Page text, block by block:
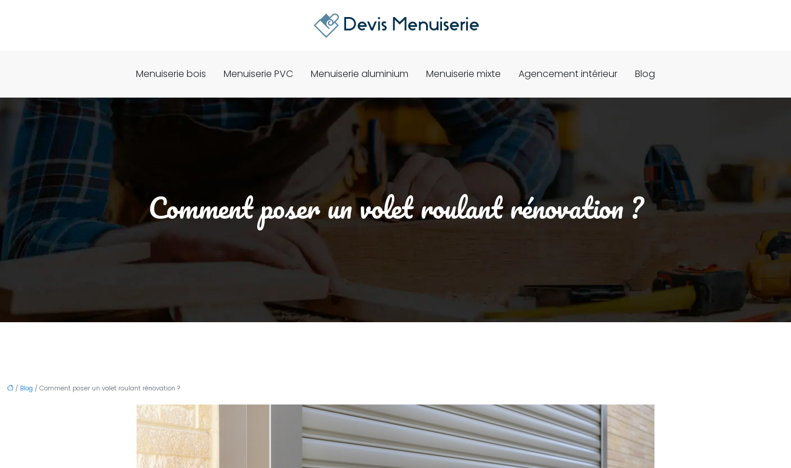
Menuiserie bois Menuiserie PVC Menuiserie aluminium Menuiserie mixte Agencement intérieur Blog
Comment poser un volet roulant rénovation ?
/ Blog / Comment poser un volet roulant rénovation ?